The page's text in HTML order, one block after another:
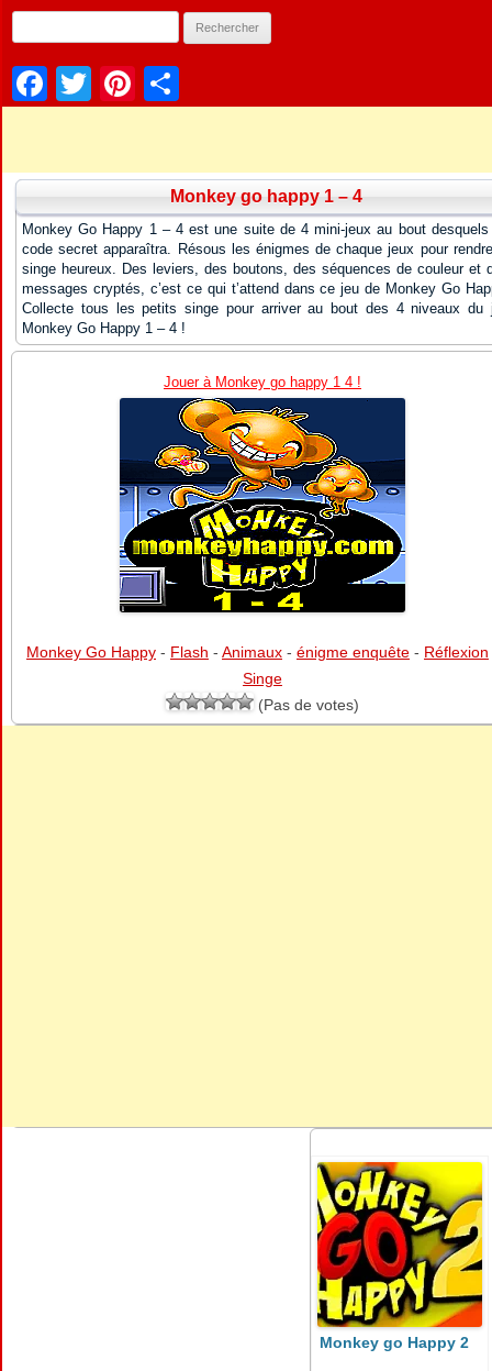
Facebook
TwitterPinterest
Monkey go happy 1 – 4
Monkey Go Happy 1 – 4 est une suite de 4 mini-jeux au bout desquels
code secret apparaîtra. Résous les énigmes de chaque jeux pour
singe heureux. Des leviers, des boutons, des séquences de couleur et
messages cryptés, c’est ce qui t’attend dans ce jeu de Monkey Go
Collecte tous les petits singe pour arriver au bout des 4 niveaux du
Monkey Go Happy 1 – 4 !
Jouer à Monkey go happy 1 4 !
Monkey Go Happy - Flash - Animaux - énigme enquête - Réflexion
Singe
(Pas de votes)
Monkey go Happy 2